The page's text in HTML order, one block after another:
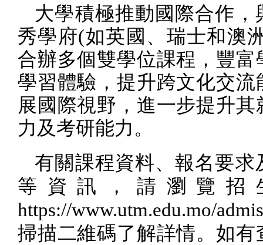
大學積極推動國際合作，
秀學府(如英國、瑞士和澳
合辦多個雙學位課程，豐富
學習體驗，提升跨文化交流
展國際視野，進一步提升其
力及考研能力。
有關課程資料、報名要求
等資訊，請瀏覽招
https://www.utm.edu.mo/
掃描二維碼了解詳情。如有